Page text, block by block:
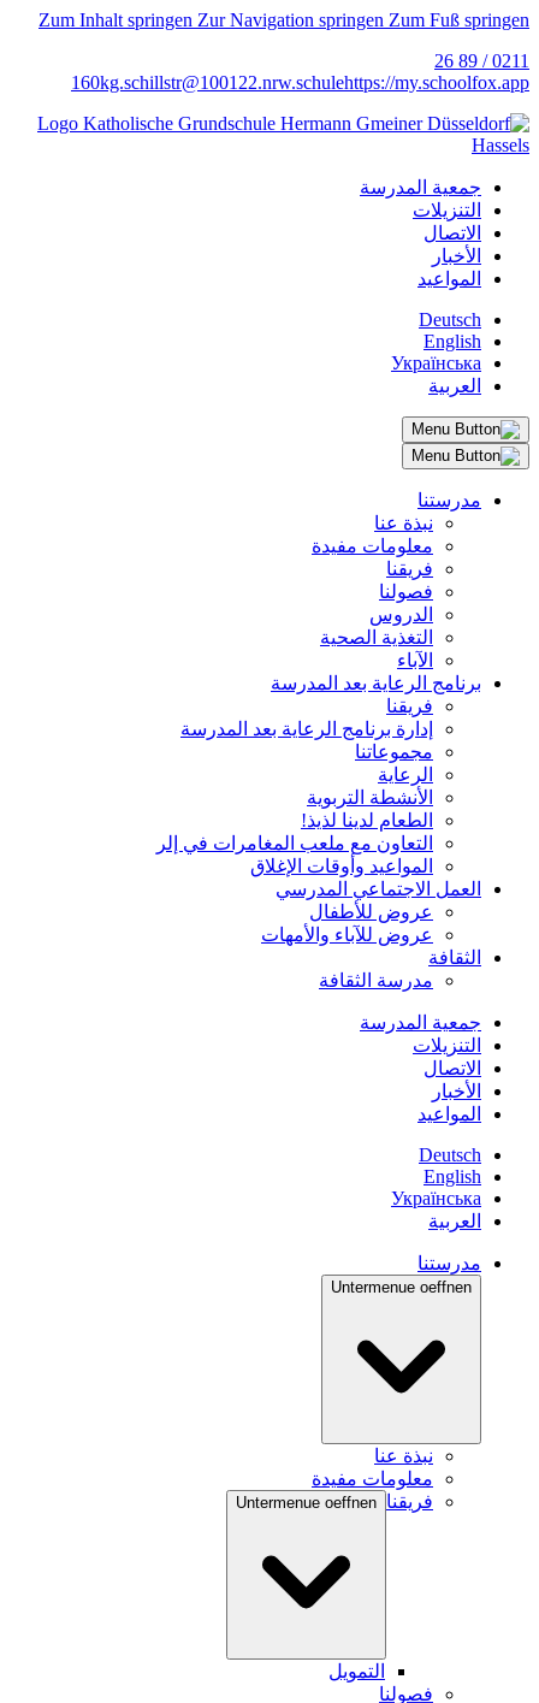
Zum Inhalt springen Zur Navigation springen Zum Fuß springen
0211 / 89 26
160kg.schillstr@100122.nrw.schulehttps://my.schoolfox.app
جمعية المدرسة
التنزيلات
الاتصال
الأخبار
المواعيد
Deutsch
English
Українська
العربية
مدرستنا
نبذة عنا
معلومات مفيدة
فريقنا
فصولنا
الدروس
التغذية الصحية
الآباء
برنامج الرعاية بعد المدرسة
فريقنا
إدارة برنامج الرعاية بعد المدرسة
مجموعاتنا
الرعاية
الأنشطة التربوية
الطعام لدينا لذيذ!
التعاون مع ملعب المغامرات في إلر
المواعيد وأوقات الإغلاق
العمل الاجتماعي المدرسي
عروض للأطفال
عروض للآباء والأمهات
الثقافة
مدرسة الثقافة
جمعية المدرسة
التنزيلات
الاتصال
الأخبار
المواعيد
Deutsch
English
Українська
العربية
مدرستنا
Untermenue oeffnen
نبذة عنا
معلومات مفيدة
فريقنا Untermenue oeffnen
التمويل
فصولنا